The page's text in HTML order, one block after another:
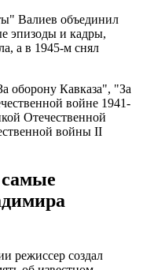
Валиев объединил
эпизоды и кадры,
а в 1945-м снял
оборону Кавказа", "За
войне 1941-
Отечественной
войны II
режиссер создал